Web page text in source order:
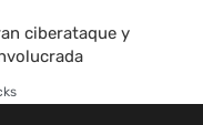
ciberataque y